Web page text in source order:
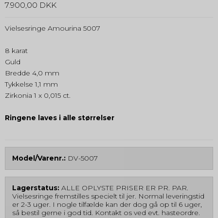
7.900,00 DKK
Vielsesringe Amourina 5007
8 karat
Guld
Bredde 4,0 mm
Tykkelse 1,1 mm
Zirkonia 1 x 0,015 ct.
Ringene laves i alle størrelser
Model/Varenr.: DV-5007
Lagerstatus: ALLE OPLYSTE PRISER ER PR. PAR.
Vielsesringe fremstilles specielt til jer. Normal leveringstid
er 2-3 uger. I nogle tilfælde kan der dog gå op til 6 uger,
så bestil gerne i god tid. Kontakt os ved evt. hasteordre.